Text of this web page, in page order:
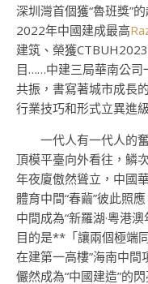
深圳灣首個獲“魯班獎”
2022年中國建成最高
建筑、榮獲
目……中建三局華南公司
共振，書寫著城市成長
行業技巧和形式立異進
一代人有一代人的
頂模平臺向外看往，鱗
年夜廈傲然聳立，中國
體育中間“春繭”彼此照
中間成為“新羅湖·粵港
目的是**「讓兩個極端
在建第一高樓”海南中間
儼然成為“中國建造”的